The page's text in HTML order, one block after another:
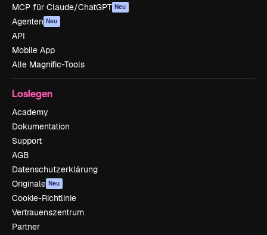
MCP für Claude/ChatGPT Neu
Agenten Neu
API
Mobile App
Alle Magnific-Tools
Loslegen
Academy
Dokumentation
Support
AGB
Datenschutzerklärung
Originale Neu
Cookie-Richtlinie
Vertrauenszentrum
Partner